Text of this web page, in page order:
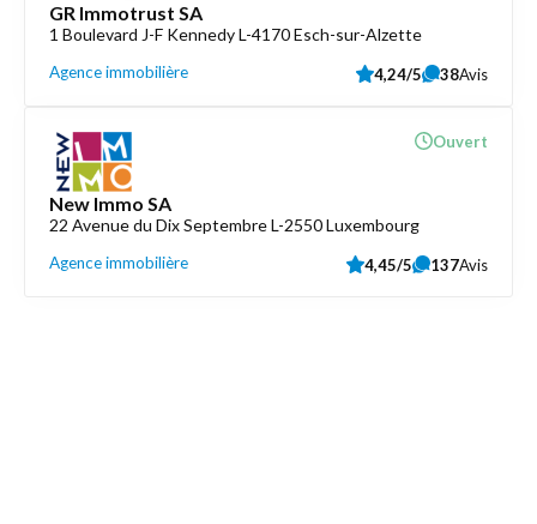
GR Immotrust SA
1 Boulevard J-F Kennedy L-4170 Esch-sur-Alzette
Agence immobilière 4,24/5 38Avis
New Immo SA
22 Avenue du Dix Septembre L-2550 Luxembourg
Agence immobilière
Ouvert
4,45/5 137Avis